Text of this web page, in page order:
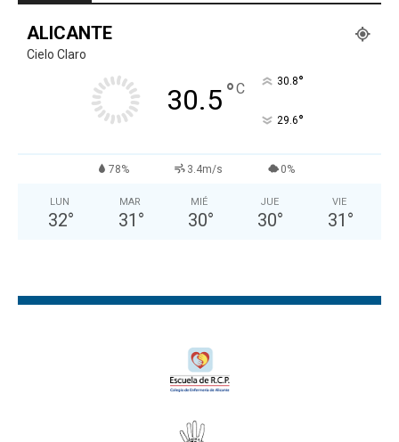
ALICANTE
Cielo Claro
30.5°C 30.8°
29.6°
78% 3.4m/s 0%
LUN
32°
MAR
31 °
MIÉ
30°
JUE
30°
VIE
31 °